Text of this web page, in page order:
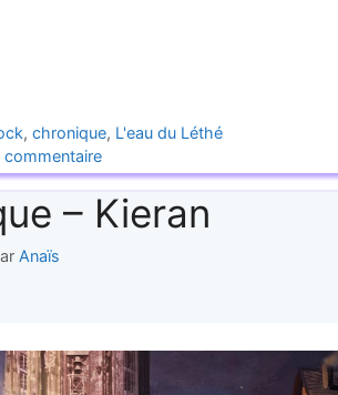
,chronique, L'eau du Léthé
commentaire
– Kieran
Anaïs